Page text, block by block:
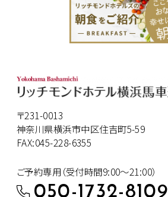
〒231-0013
神奈川県横浜市中区住吉町5-59
FAX:045-228-6355
ご予約専用（受付時間9:00～21:00）
050-1732-8109